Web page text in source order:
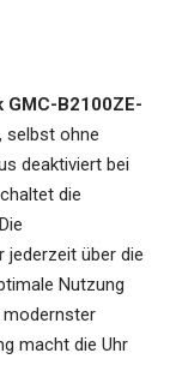
GMC-B2100ZE-
selbst ohne
deaktiviert bei
die
jederzeit über die
Nutzung
modernster
macht die Uhr